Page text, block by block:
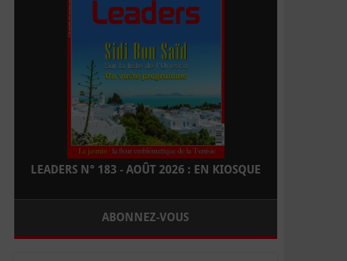
LEADERS N° 183 - AOÛT 2026 : EN KIOSQUE
ABONNEZ-VOUS